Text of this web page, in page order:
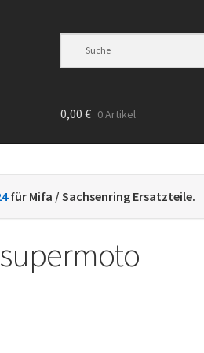
0,00 € 0 Artikel
für Mifa / Sachsenring Ersatzteile.